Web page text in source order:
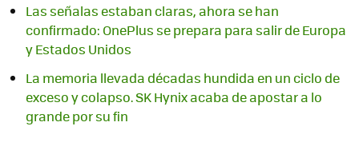
Las señalas estaban claras, ahora se han
confirmado: OnePlus se prepara para salir de Europa
y Estados Unidos
La memoria llevada décadas hundida en un ciclo de
exceso y colapso. SK Hynix acaba de apostar a lo
grande por su fin